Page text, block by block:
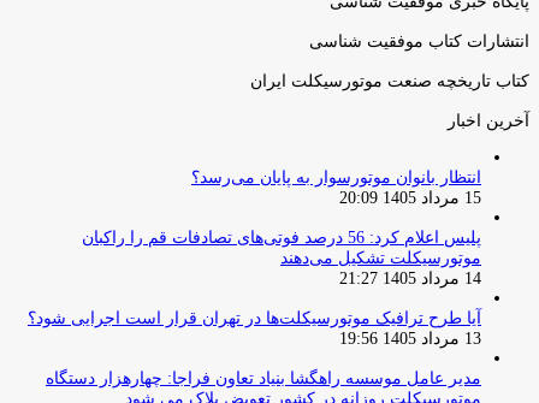
انتشارات کتاب موفقیت شناسی
کتاب تاریخچه صنعت موتورسیکلت ایران
آخرین اخبار
انتظار بانوان موتورسوار به پایان می‌رسد؟
15 مرداد 1405 20:09
پلیس اعلام کرد: 56 درصد فوتی‌های تصادفات قم را راکبان
موتورسیکلت تشکیل می‌دهند
14 مرداد 1405 21:27
آیا طرح ترافیک موتورسیکلت‌ها در تهران قرار است اجرایی شود؟
13 مرداد 1405 19:56
مدیر عامل موسسه راهگشا بنیاد تعاون فراجا: چهارهزار دستگاه
موتورسیکلت روزانه در کشور تعویض پلاک می شود